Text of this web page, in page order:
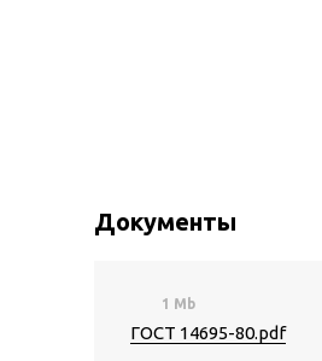
Документы
1 Mb
ГОСТ 14695-80.pdf